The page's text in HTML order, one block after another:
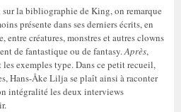
sur la bibliographie de King, on remarque
présente dans ses derniers écrits, en
entre créatures, monstres et autres clowns
de fantastique ou de fantasy.Après,
les exemples type. Dans ce petit recueil,
Hans-Åke Lilja se plaît ainsi à raconter
intégralité les deux interviews